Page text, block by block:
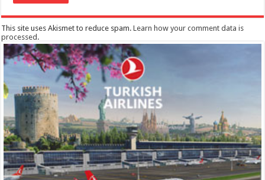
This site uses Akismet to reduce spam.Learn how your comment data is
processed .